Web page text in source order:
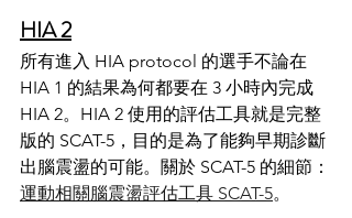
HIA 2
所有進入 HIA protocol 的選手不論在
HIA 1 的結果為何都要在 3 小時內完成
HIA 2。HIA 2 使用的評估工具就是完整
版的 SCAT-5，目的是為了能夠早期診斷
出腦震盪的可能。關於 SCAT-5 的細節：
運動相關腦震盪評估工具 SCAT-5。